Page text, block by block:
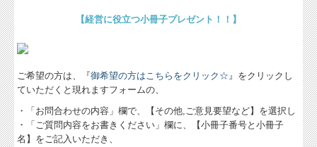
料金について
リンク集
関連リンク
お問合せ
【経営に役立つ小冊子プレゼント！！】
ご希望の方は、『御希望の方はこちらをクリック☆』をクリックし
ていただくと現れますフォームの、
・「お問合わせの内容」欄で、【その他,ご意見要望など】を選択し
・「ご質問内容をお書きください」欄に、【小冊子番号と小冊子
名】をご記入いただき、